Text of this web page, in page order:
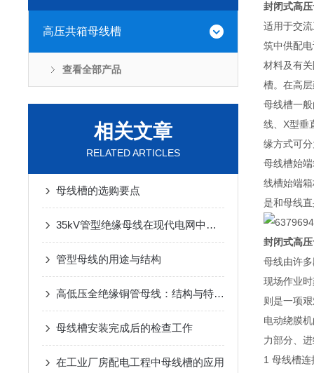
高压共箱母线槽
查看全部产品
相关文章
RELATED ARTICLES
母线槽的选购要点
35kV管型绝缘母线在现代电网中扮演着至关重要的角色
管型母线的用途与结构
高低压全绝缘铜管母线：结构与特点深度解析
母线槽安装完成后的检查工作
在工业厂房配电工程中母线槽的应用
封闭式高
适用于交
筑中供配
材料及有
槽。在高
母线槽一
线、X型垂
缘方式可
母线槽始
线槽始端
是和母线
封闭式高
母线由许
现场作业
则是一项
电动绕膜
力部分、
1 母线槽